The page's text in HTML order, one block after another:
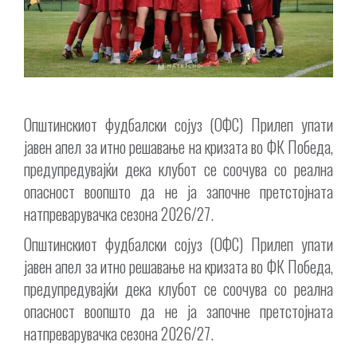
Општинскиот фудбалски сојуз (ОФС) Прилеп упати
јавен апел за итно решавање на кризата во ФК Победа,
предупредувајќи дека клубот се соочува со реална
опасност воопшто да не ја започне претстојната
натпреварувачка сезона 2026/27.
Општинскиот фудбалски сојуз (ОФС) Прилеп упати
јавен апел за итно решавање на кризата во ФК Победа,
предупредувајќи дека клубот се соочува со реална
опасност воопшто да не ја започне претстојната
натпреварувачка сезона 2026/27.